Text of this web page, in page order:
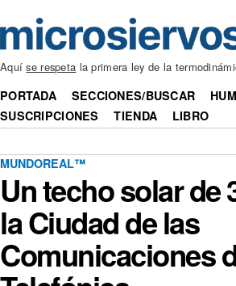
Aquíse respeta la primera ley de la
PORTADA SECCIONES/BUSCAR
SUSCRIPCIONES
TIENDA LIBRO
MUNDOREAL™
Un techo solar de
la Ciudad de las
Comunicaciones